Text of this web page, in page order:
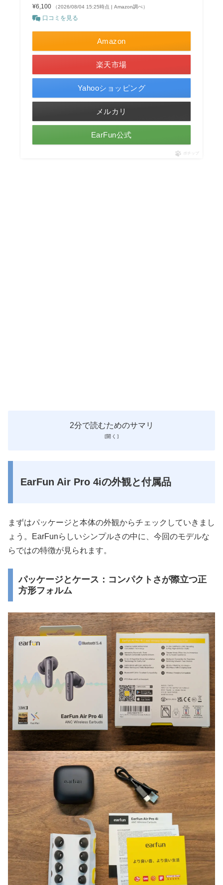
¥6,100
（2026/08/04 15:25時点 | Amazon調べ）
口コミを見る
Amazon
楽天市場
Yahooショッピング
メルカリ
EarFun公式
ポチップ
2分で読むためのサマリ
EarFun Air Pro 4iの外観と付属品
まずはパッケージと本体の外観からチェックしていきまし
ょう。EarFunらしいシンプルさの中に、今回のモデルな
らではの特徴が見られます。
パッケージとケース：コンパクトさが際立つ正
方形フォルム